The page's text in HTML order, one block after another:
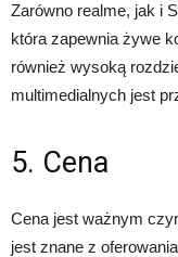
Zarówno realme, jak i
która zapewnia żywe
również wysoką
multimedialnych jest
5. Cena
Cena jest ważnym
jest znane z